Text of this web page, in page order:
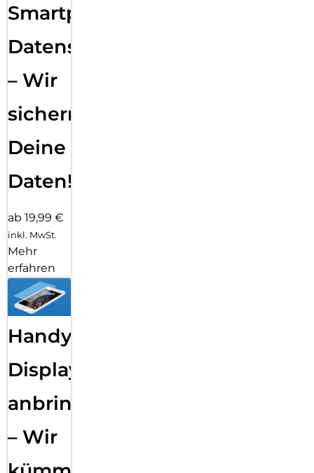
Smartphone
Datensicherung
– Wir
sichern
Deine
Daten!
ab 19,99 €
inkl. MwSt.
Mehr
erfahren
Handy
Displayfolie
anbringen
– Wir